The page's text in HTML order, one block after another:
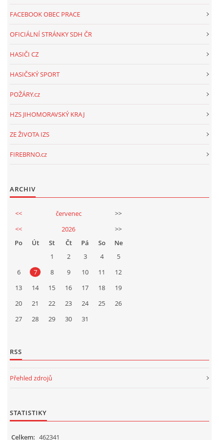
FACEBOOK OBEC PRACE
OFICIÁLNÍ STRÁNKY SDH ČR
HASIČI CZ
HASIČSKÝ SPORT
POŽÁRY.cz
HZS JIHOMORAVSKÝ KRAJ
ZE ŽIVOTA IZS
FIREBRNO.cz
ARCHIV
<< červenec
>>
<<
2026
>>
Po
Út St Čt Pá So
Ne
1
2 3 4
5
6
7 8 9 10 11
12
13
14 15 16 17 18
19
20
21 22 23 24 25
26
27
28 29 30 31
RSS
Přehled zdrojů
STATISTIKY
Celkem: 462341